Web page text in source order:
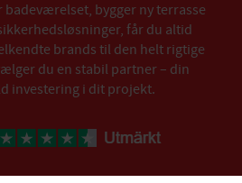
badeværelset, bygger ny terrasse
får du altid
brands til den helt rigtige
du en stabil partner – din
investering i dit projekt.